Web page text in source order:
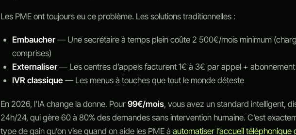
Les PME ont toujours eu ce problème. Les solutions traditionnelles :
Embaucher— Une secrétaire à temps plein coûte 2 500€/mois minimum
comprises)
Externaliser— Les centres d’appels facturent 1€ à 3€ par appel + abonnement
IVR classique— Les menus à touches que tout le monde déteste
En 2026, l’IA change la donne. Pour99€/mois, vous avez un standard intelligent,
24h/24, qui gère 60 à 80% des demandes sans intervention humaine. C’est
type de gain qu’on vise quand on aide les PME àautomatiser l’accueil téléphonique